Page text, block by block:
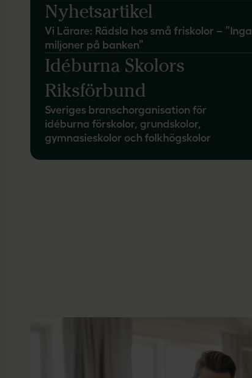
Nyhetsartikel
Vi Lärare: Rädsla hos små friskolor – ”Inga
miljoner på banken”
Idéburna Skolors
Riksförbund
Sveriges branschorganisation för
idéburna förskolor, grundskolor,
gymnasieskolor och folkhögskolor